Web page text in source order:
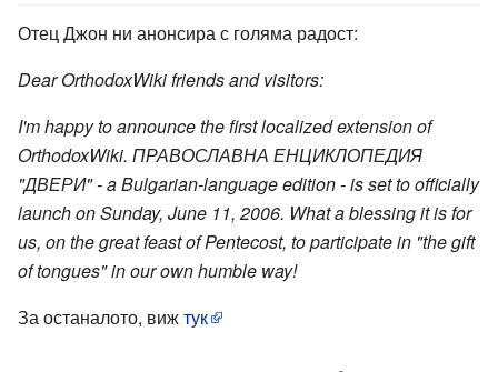
Отец Джон ни анонсира с голяма радост:
Dear OrthodoxWiki friends and visitors:
I'm happy to announce the first localized extension of
OrthodoxWiki. ПРАВОСЛАВНА ЕНЦИКЛОПЕДИЯ
"ДВЕРИ" - a Bulgarian-language edition - is set to officially
launch on Sunday, June 11, 2006. What a blessing it is for
us, on the great feast of Pentecost, to participate in "the gift
of tongues" in our own humble way!
За останалото, вижтук